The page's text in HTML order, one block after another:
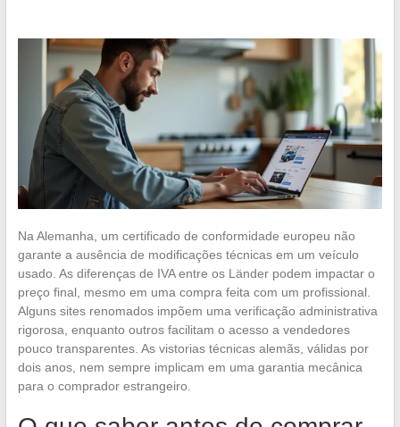
Na Alemanha, um certificado de conformidade europeu não
garante a ausência de modificações técnicas em um veículo
usado. As diferenças de IVA entre os Länder podem impactar o
preço final, mesmo em uma compra feita com um profissional.
Alguns sites renomados impõem uma verificação administrativa
rigorosa, enquanto outros facilitam o acesso a vendedores
pouco transparentes. As vistorias técnicas alemãs, válidas por
dois anos, nem sempre implicam em uma garantia mecânica
para o comprador estrangeiro.